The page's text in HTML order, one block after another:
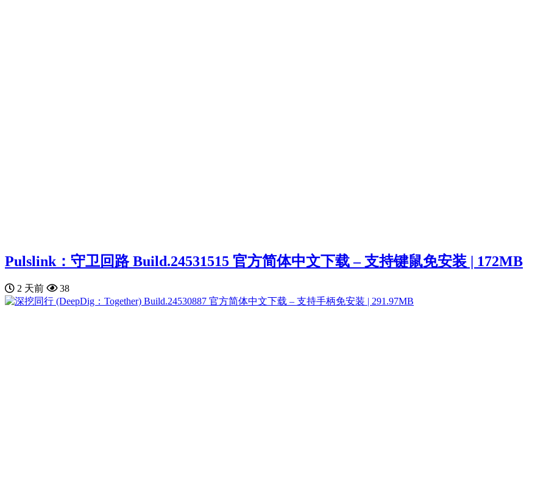
Pulslink：守卫回路 Build.24531515 官方简体中文下载 – 支持键鼠免安装 | 172MB
2 天前 38